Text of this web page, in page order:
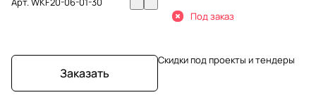
Заказать
Под заказ
Скидки под проекты и тендеры